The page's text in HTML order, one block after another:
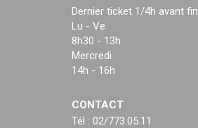
Dernier ticket 1/4h avant fin
Lu - Ve
8h30 - 13h
Mercredi
14h - 16h
CONTACT
Tél : 02/773.05.11